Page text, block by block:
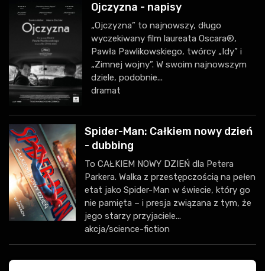
Ojczyzna - napisy
„Ojczyzna” to najnowszy, długo
wyczekiwany film laureata Oscara®,
Pawła Pawlikowskiego, twórcy „Idy” i
„Zimnej wojny”. W swoim najnowszym
dziele, podobnie...
dramat
Spider-Man: Całkiem nowy dzień
- dubbing
To CAŁKIEM NOWY DZIEŃ dla Petera
Parkera. Walka z przestępczością na pełen
etat jako Spider-Man w świecie, który go
nie pamięta – i presja związana z tym, że
jego starzy przyjaciele...
akcja/science-fiction